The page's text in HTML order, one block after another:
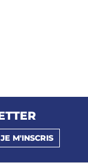
JE M'INSCRIS